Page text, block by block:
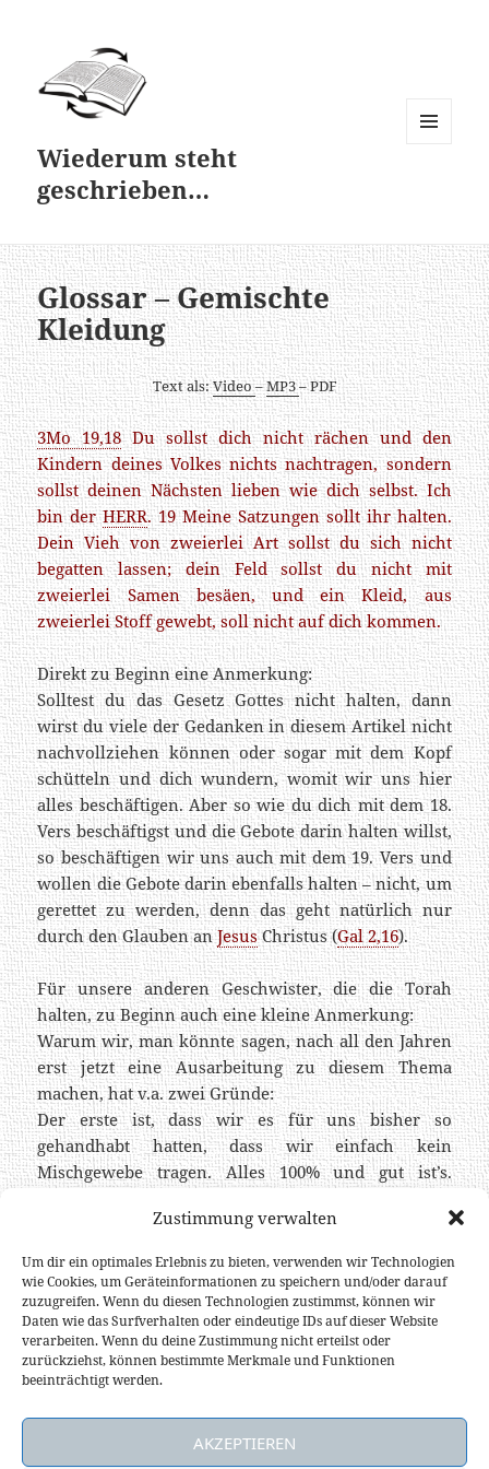
Zustimmung verwalten
Um dir ein optimales Erlebnis zu bieten, verwenden wir Technologien
wie Cookies, um Geräteinformationen zu speichern und/oder darauf
zuzugreifen. Wenn du diesen Technologien zustimmst, können wir
Daten wie das Surfverhalten oder eindeutige IDs auf dieser Website
verarbeiten. Wenn du deine Zustimmung nicht erteilst oder
zurückziehst, können bestimmte Merkmale und Funktionen
beeinträchtigt werden.
AKZEPTIEREN
Wiederum steht
geschrieben…
Glossar – Gemischte
Kleidung
Text als:Video–MP3– PDF
3Mo 19,18 Du sollst dich nicht rächen und den
Kindern deines Volkes nichts nachtragen, sondern
sollst deinen Nächsten lieben wie dich selbst. Ich
bin der HERR.19 Meine Satzungen sollt ihr halten.
Dein Vieh von zweierlei Art sollst du sich nicht
begatten lassen; dein Feld sollst du nicht mit
zweierlei Samen besäen, und ein Kleid, aus
zweierlei Stoff gewebt, soll nicht auf dich kommen.
Direkt zu Beginn eine Anmerkung:
Solltest du das Gesetz Gottes nicht halten, dann
wirst du viele der Gedanken in diesem Artikel nicht
nachvollziehen können oder sogar mit dem Kopf
schütteln und dich wundern, womit wir uns hier
alles beschäftigen. Aber so wie du dich mit dem 18.
Vers beschäftigst und die Gebote darin halten willst,
so beschäftigen wir uns auch mit dem 19. Vers und
wollen die Gebote darin ebenfalls halten – nicht, um
gerettet zu werden, denn das geht natürlich nur
durch den Glauben an Jesus Christus(Gal 2,16).
Für unsere anderen Geschwister, die die Torah
halten, zu Beginn auch eine kleine Anmerkung:
Warum wir, man könnte sagen, nach all den Jahren
erst jetzt eine Ausarbeitung zu diesem Thema
machen, hat v.a. zwei Gründe:
Der erste ist, dass wir es für uns bisher so
gehandhabt hatten, dass wir einfach kein
Mischgewebe tragen. Alles 100% und gut ist’s.
und eine Ausarbeitung war in dem Sinne nicht
Der zweite Grund, warum jetzt doch ein Artikel
folgt, ist, dass uns in letzter Zeit immer wieder
Geschwister Fragen dazu gestellt habenund
gleichzeitig davon berichtet haben, wie schwer sie
sich mit diesem Gebot tun, u.a. auch weil es meist
Diesem, in Anführungszeichen, “Hilferuf” wollen